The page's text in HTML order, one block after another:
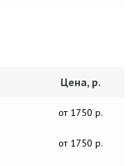
Цена, р.
от 1750 р.
от 1750 р.